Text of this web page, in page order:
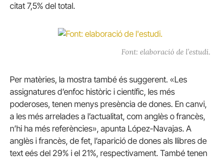
citat 7,5% del total.
Font: elaboració de l’estudi.
Per matèries, la mostra també és suggerent. «Les
assignatures d’enfoc històric i científic, les més
poderoses, tenen menys presència de dones. En canvi,
a les més arrelades a l’actualitat, com anglès o francès,
n’hi ha més referències», apunta López-Navajas. A
anglès i francès, de fet, l’aparició de dones als llibres de
text eés del 29% i el 21%, respectivament. També tenen